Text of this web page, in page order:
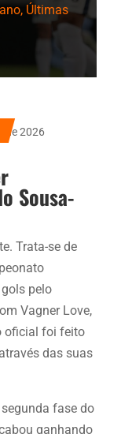
, Últimas
de 2026
Sousa-
Trata-se de
pelo
Vagner Love,
oficial foi feito
das suas
fase do
ganhando